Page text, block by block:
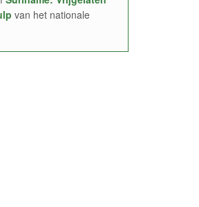
van het nationale